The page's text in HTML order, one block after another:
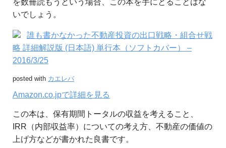
いでしょう。
誰も書かなかった不動産投資の出口戦略・組合せ戦
略 詳細解説版 (日本語) 単行本（ソフトカバー） –
2016/3/25
posted with カエレバ
Amazon.co.jpで詳細を見る
この本は、保有期間トータルの収益を考えること、
IRR（内部収益率）についての考え方、不動産の価値の
上げ方などが書かれた良書です。